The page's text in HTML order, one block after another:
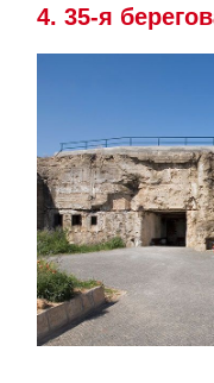
4. 35-я